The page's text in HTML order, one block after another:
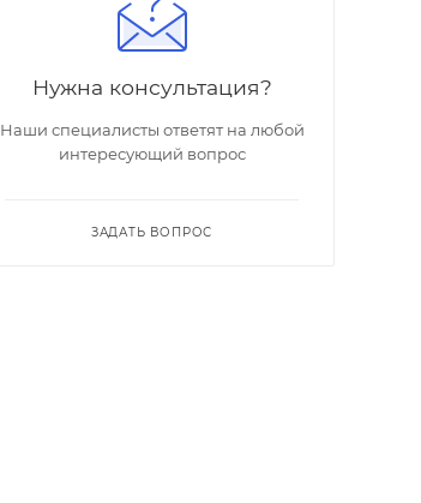
Нужна консультация?
Наши специалисты ответят на любой
интересующий вопрос
ЗАДАТЬ ВОПРОС